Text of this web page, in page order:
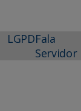
LGPDFala
Servidor